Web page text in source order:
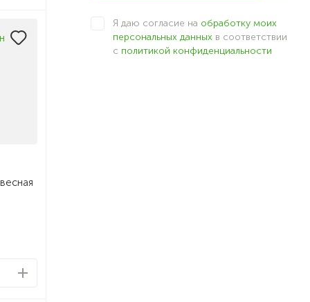
Я даю согласие на обработку моих
персональных данных в соответствии
с политикой конфиденциальности